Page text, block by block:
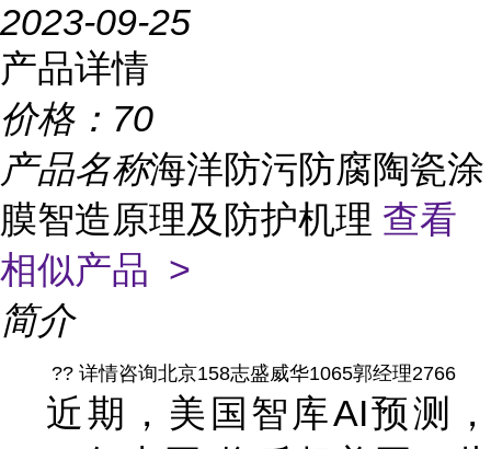
2023-09-25
产品详情
价格： 70
产品名称海洋防污防腐陶瓷涂
膜智造原理及防护机理 查看
相似产品 >
简介
?? 详情咨询北京158志盛威华1065郭经理2766
近期， 美国智库AI预测，